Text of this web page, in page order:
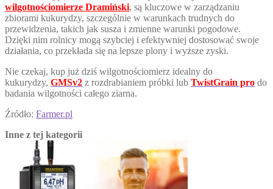
wilgotnościomierze Dramiński, są kluczowe w zarządzaniu
zbiorami kukurydzy, szczególnie w warunkach trudnych do
przewidzenia, takich jak susza i zmienne warunki pogodowe.
Dzięki nim rolnicy mogą szybciej i efektywniej dostosować swoje
działania, co przekłada się na lepsze plony i wyższe zyski.
Nie czekaj, kup już dziś wilgotnościomierz idealny do
kukurydzy, GMSv2 z rozdrabianiem próbki lub TwistGrain pro do
badania wilgotności całego ziarna.
Źródło: Farmer.pl
Inne z tej kategorii